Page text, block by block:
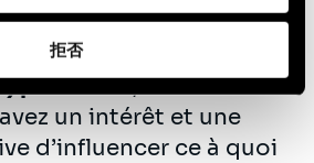
拒否
par les RH, suivez les
un intérêt et une
d’influencer ce à quoi